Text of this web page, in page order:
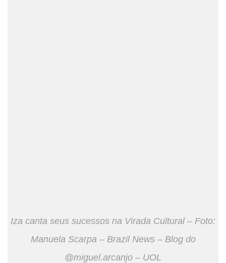
Iza canta seus sucessos na Virada Cultural – Foto:
Manuela Scarpa – Brazil News – Blog do
@miguel.arcanjo – UOL